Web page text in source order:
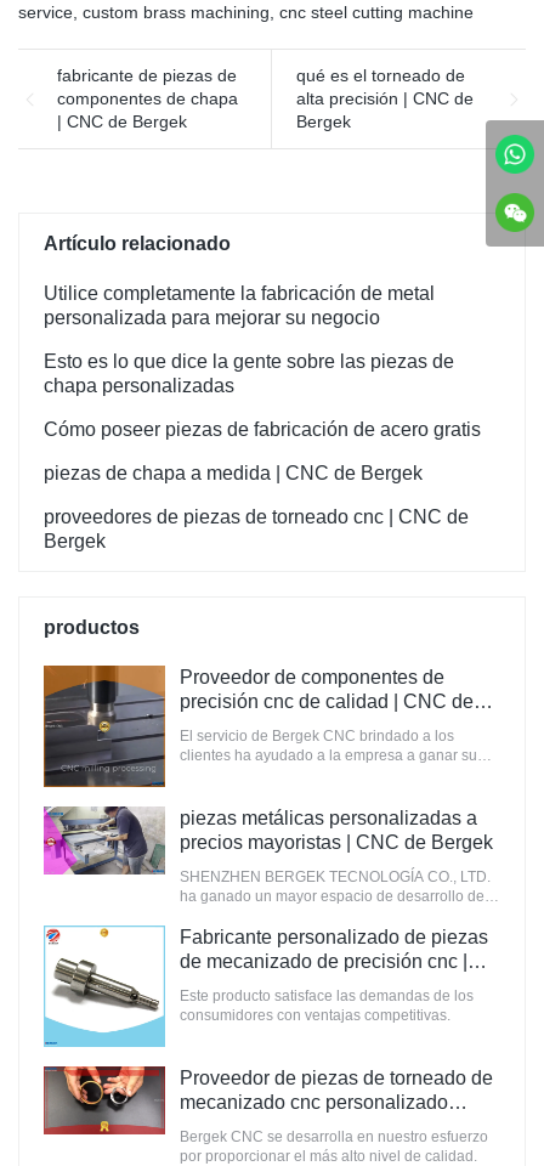
principal, el moldeo por
inyección se logra mediante
una máquina de moldeo por
inyección y un molde.
realizaremos sus ideas, en
más confiable en calidad y
rendimiento del producto.
arena de cuarzo, de acuerdo
los requisitos de
procesamiento, se pueden
elegir diferentes sustancias
abrasivas.
service custom brass machining cnc steel cutting machine
fabricante de piezas de
componentes de chapa
| CNC de Bergek
qué es el torneado de
alta precisión | CNC de
Bergek
Artículo relacionado
Utilice completamente la fabricación de metal
personalizada para mejorar su negocio
Esto es lo que dice la gente sobre las piezas de
chapa personalizadas
Cómo poseer piezas de fabricación de acero gratis
piezas de chapa a medida | CNC de Bergek
proveedores de piezas de torneado cnc | CNC de
Bergek
productos
Proveedor de componentes de
precisión cnc de calidad | CNC de
Bergek
El servicio de Bergek CNC brindado a los
clientes ha ayudado a la empresa a ganar su
piezas metálicas personalizadas a
precios mayoristas | CNC de Bergek
SHENZHEN BERGEK TECNOLOGÍA CO., LTD.
ha ganado un mayor espacio de desarrollo de
Fabricante personalizado de piezas
de mecanizado de precisión cnc |
CNC de Bergek
Este producto satisface las demandas de los
consumidores con ventajas competitivas.
Proveedor de piezas de torneado de
mecanizado cnc personalizado
Fabricante | CNC de Bergek
Bergek CNC se desarrolla en nuestro esfuerzo
por proporcionar el más alto nivel de calidad.